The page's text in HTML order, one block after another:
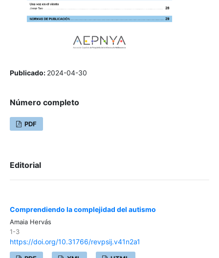
Publicado: 2024-04-30
Número completo
PDF
Editorial
Comprendiendo la complejidad del autismo
Amaia Hervás
1-3
https://doi.org/10.31766/revpsij.v41n2a1